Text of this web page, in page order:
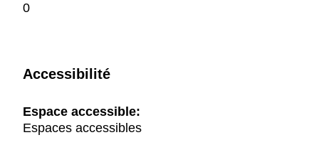
0
Accessibilité
Espace accessible:
Espaces accessibles